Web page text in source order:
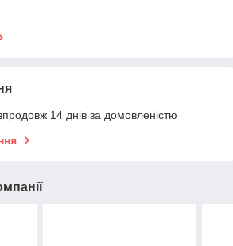
14 днів за домовленістю